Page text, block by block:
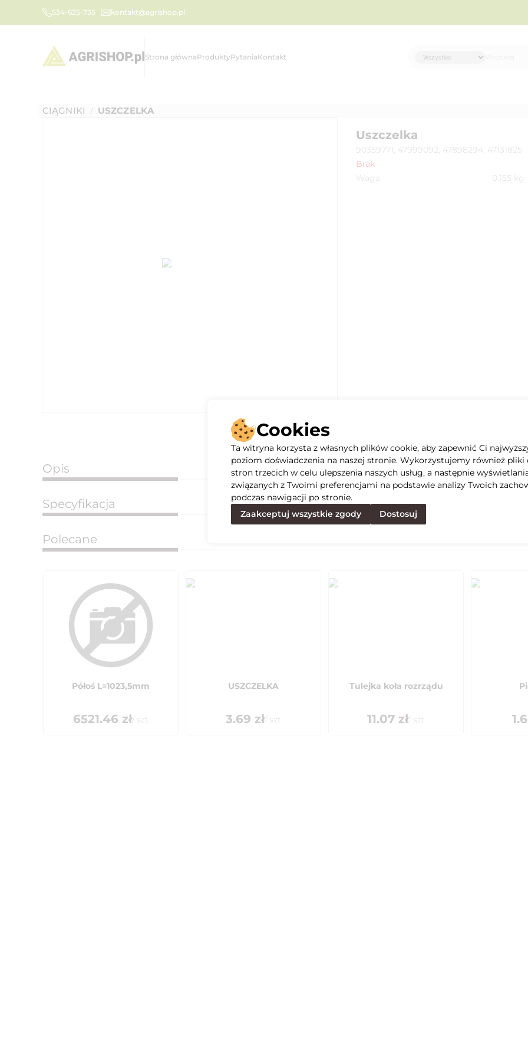
534-625-735 kontakt@agrishop.pl
Strona głównaProduktyPytaniaKontakt
CIĄGNIKI / USZCZELKA
Uszczelka
90359771, 47999092, 47898294, 47131825
Brak
Waga
0.155 kg
Opis
Specyfikacja
Polecane
Półoś L=1023,5mm
6521.46 zł/ szt
USZCZELKA
3.69 zł/ szt
Tulejka koła rozrządu
11.07 zł/ szt
Cookies
Ta witryna korzysta z własnych plików cookie, aby zapewnić Ci
poziom doświadczenia na naszej stronie. Wykorzystujemy również pliki
stron trzecich w celu ulepszenia naszych usług, a następnie
związanych z Twoimi preferencjami na podstawie analizy Twoich
podczas nawigacji po stronie.
Zaakceptuj wszystkie zgody
Dostosuj